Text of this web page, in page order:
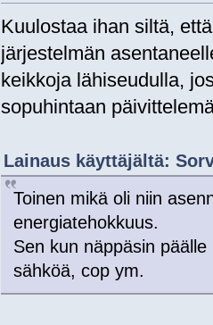
Kuulostaa ihan siltä,
järjestelmän
keikkoja lähiseudulla,
sopuhintaan
Lainaus käyttäjältä:
Toinen mikä oli niin
energiatehokkuus.
Sen kun näppäsin
sähköä, cop ym.